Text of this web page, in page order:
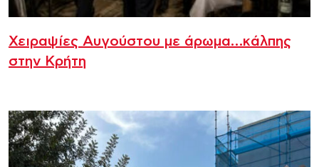
Χειραψίες Αυγούστου με άρωμα…κάλπης
στην Κρήτη